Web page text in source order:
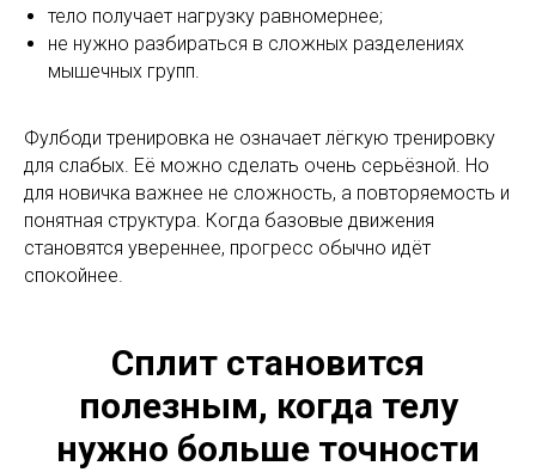
тело получает нагрузку равномернее;
не нужно разбираться в сложных разделениях
мышечных групп.
Фулбоди тренировка не означает лёгкую тренировку
для слабых. Её можно сделать очень серьёзной. Но
для новичка важнее не сложность, а повторяемость и
понятная структура. Когда базовые движения
становятся увереннее, прогресс обычно идёт
спокойнее.
Сплит становится
полезным, когда телу
нужно больше точности